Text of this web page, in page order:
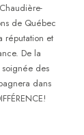
de Québec
réputation et
De la
des
dans